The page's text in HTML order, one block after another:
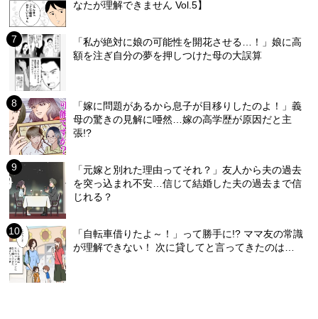
なたが理解できません Vol.5】
「私が絶対に娘の可能性を開花させる…！」娘に高
額を注ぎ自分の夢を押しつけた母の大誤算
「嫁に問題があるから息子が目移りしたのよ！」義
母の驚きの見解に唖然…嫁の高学歴が原因だと主
張!?
「元嫁と別れた理由ってそれ？」友人から夫の過去
を突っ込まれ不安…信じて結婚した夫の過去まで信
じれる？
「自転車借りたよ～！」って勝手に!? ママ友の常識
が理解できない！ 次に貸してと言ってきたのは…